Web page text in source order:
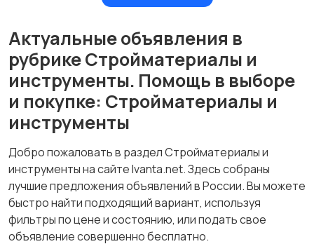
Актуальные объявления в
рубрике Стройматериалы и
инструменты. Помощь в выборе
и покупке: Стройматериалы и
инструменты
Добро пожаловать в раздел Стройматериалы и
инструменты на сайте Ivanta.net. Здесь собраны
лучшие предложения объявлений в России. Вы можете
быстро найти подходящий вариант, используя
фильтры по цене и состоянию, или подать свое
объявление совершенно бесплатно.